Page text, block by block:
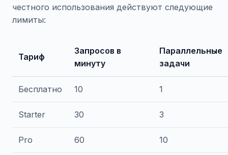
честного использования действуют следующие
лимиты:
Тариф
Запросов в
минуту
Параллельные
задачи
Бесплатно 10 1
Starter 30 3
Pro 60 10